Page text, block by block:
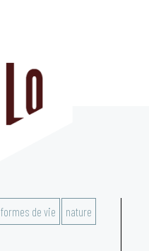
formes de vie nature